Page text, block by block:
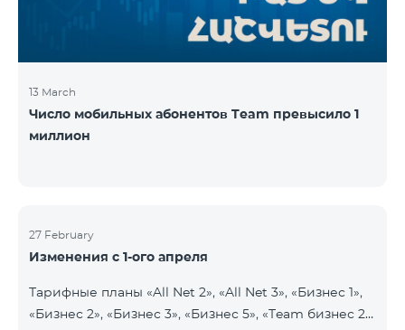
13 March
Число мобильных абонентов Team превысило 1
миллион
27 February
Изменения с 1-ого апреля
Тарифные планы «All Net 2», «All Net 3», «Бизнес 1»,
«Бизнес 2», «Бизнес 3», «Бизнес 5», «Team бизнес 2»,